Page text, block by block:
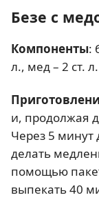
Безе с
Компоненты:
л., мед – 2 ст. л.
и, продолжая
Через 5 минут
делать
помощью
выпекать 40